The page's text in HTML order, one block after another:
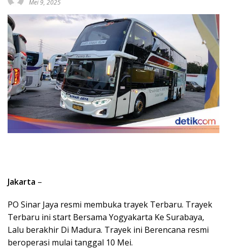
Mei 9, 2025
Jakarta –
PO Sinar Jaya resmi membuka trayek Terbaru. Trayek
Terbaru ini start Bersama Yogyakarta Ke Surabaya,
Lalu berakhir Di Madura. Trayek ini Berencana resmi
beroperasi mulai tanggal 10 Mei.